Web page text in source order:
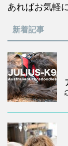
あればお気軽
新着記事